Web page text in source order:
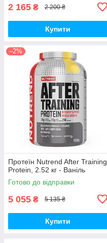
2 165 ₴ 2 200 ₴
Купити
–2%
Протеїн Nutrend After Training
Protein, 2.52 кг - Ваніль
Готово до відправки
5 055 ₴ 5 135 ₴
Купити